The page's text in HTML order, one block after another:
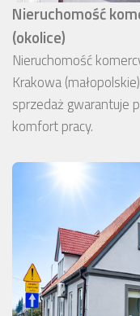
Nieruchomość
(okolice)
Nieruchomość
Krakowa
sprzedaż gwarantuje
komfort pracy.